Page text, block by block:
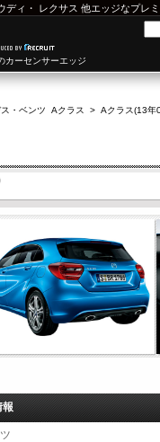
ディ ・ レクサス 他エッジなプレ
カーセンサーエッジ
ス・ベンツ Aクラス > Aクラス(13年
報